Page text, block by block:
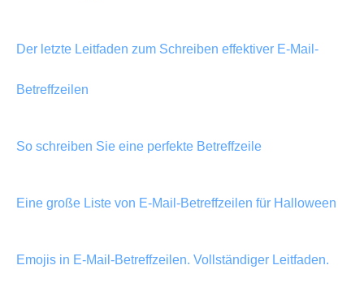
Der letzte Leitfaden zum Schreiben effektiver E-Mail-
Betreffzeilen
So schreiben Sie eine perfekte Betreffzeile
Eine große Liste von E-Mail-Betreffzeilen für Halloween
Emojis in E-Mail-Betreffzeilen. Vollständiger Leitfaden.